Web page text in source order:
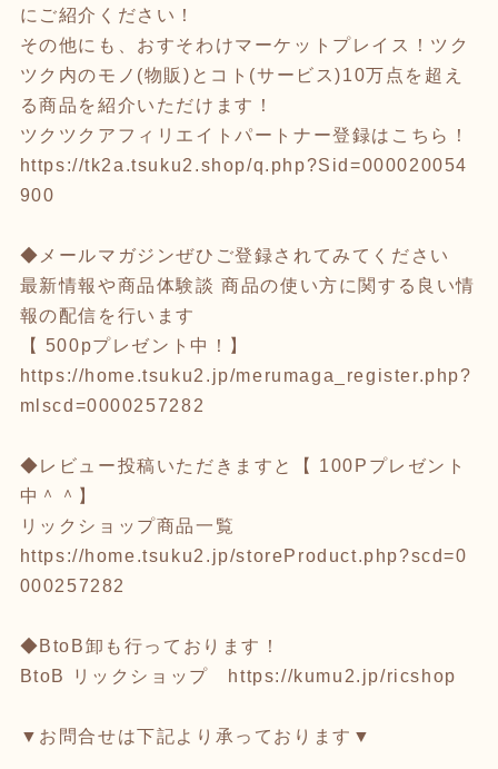
にご紹介ください！
その他にも、おすそわけマーケットプレイス！ツク
ツク内のモノ(物販)とコト(サービス)10万点を超え
る商品を紹介いただけます！
ツクツクアフィリエイトパートナー登録はこちら！
https://tk2a.tsuku2.shop/q.php?Sid=000020054
900
◆メールマガジンぜひご登録されてみてください
最新情報や商品体験談 商品の使い方に関する良い情
報の配信を行います
【 500pプレゼント中！】
https://home.tsuku2.jp/merumaga_register.php?
mlscd=0000257282
◆レビュー投稿いただきますと【 100Pプレゼント
中＾＾】
リックショップ商品一覧
https://home.tsuku2.jp/storeProduct.php?scd=0
000257282
◆BtoB卸も行っております！
BtoB リックショップ https://kumu2.jp/ricshop
▼お問合せは下記より承っております▼